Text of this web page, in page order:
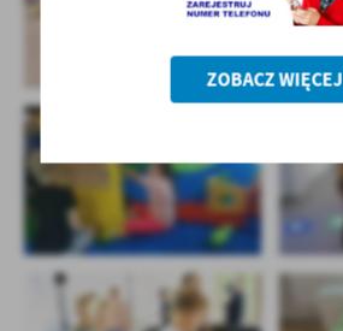
ZOBACZ WIĘCEJ